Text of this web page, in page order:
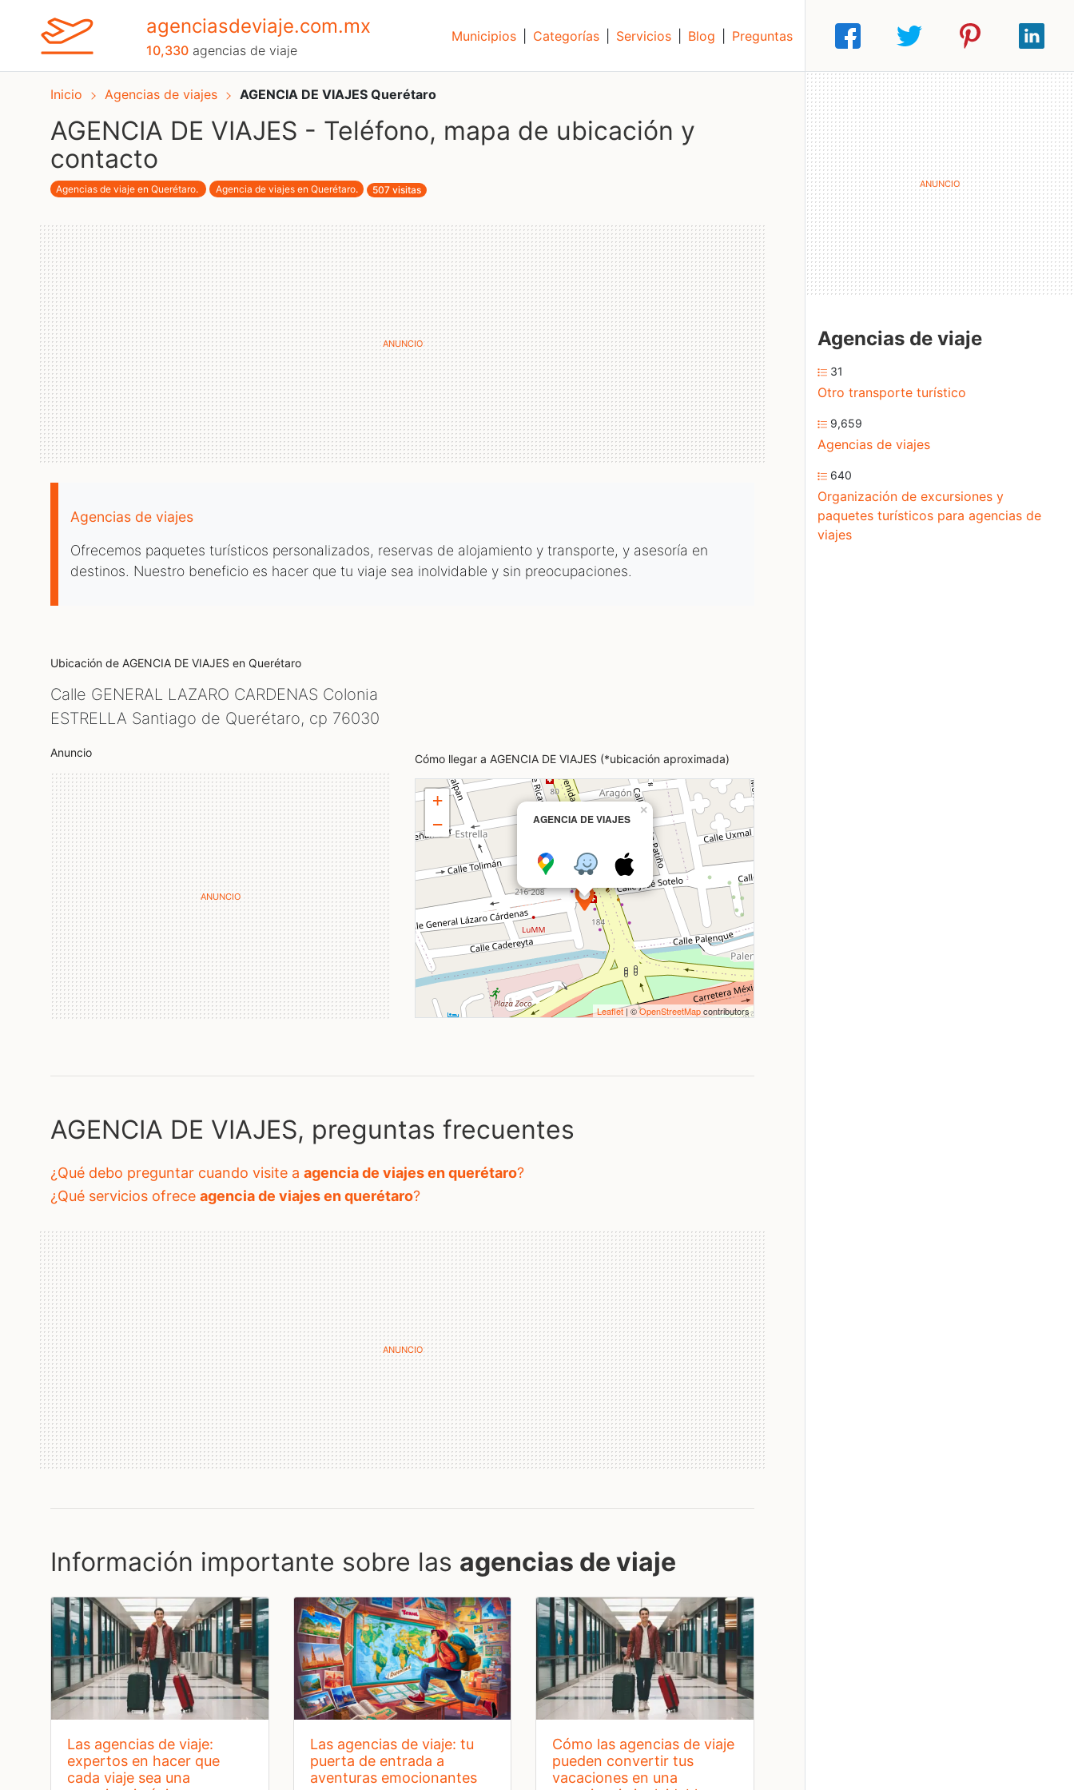
agenciasdeviaje.com.mx
10,330agencias de viaje
Municipios Categorías Servicios Blog Preguntas
Inicio Agencias de viajes AGENCIA DE VIAJES Querétaro
AGENCIA DE VIAJES - Teléfono, mapa de ubicación y
contacto
Agencias de viaje en Querétaro. Agencia de viajes en Querétaro. 507 visitas
Agencias de viajes
Ofrecemos paquetes turísticos personalizados, reservas de alojamiento y transporte, y asesoría en
destinos. Nuestro beneficio es hacer que tu viaje sea inolvidable y sin preocupaciones.
Ubicación de AGENCIA DE VIAJES en Querétaro
Calle GENERAL LAZARO CARDENAS Colonia
ESTRELLA Santiago de Querétaro, cp 76030
Anuncio Cómo llegar a AGENCIA DE VIAJES (*ubicación aproximada)
AGENCIA DE VIAJES
×
+
−
Leaflet| ©OpenStreetMapcontributors
AGENCIA DE VIAJES, preguntas frecuentes
¿qué debo preguntar cuando visite a agencia de viajes en querétaro?
¿qué servicios ofrece agencia de viajes en querétaro?
Información importante sobre las agencias de viaje
las agencias de viaje:
expertos en hacer que
cada viaje sea una
las agencias de viaje: tu
puerta de entrada a
aventuras emocionantes
cómo las agencias de viaje
pueden convertir tus
vacaciones en una
Agencias de viaje
31
Otro transporte turístico
9,659
Agencias de viajes
640
Organización de excursiones y
paquetes turísticos para agencias de
viajes